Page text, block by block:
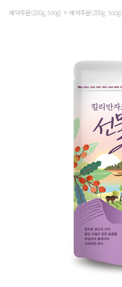
예약주문(200g, 500g) 예약주문(200g. 500g)